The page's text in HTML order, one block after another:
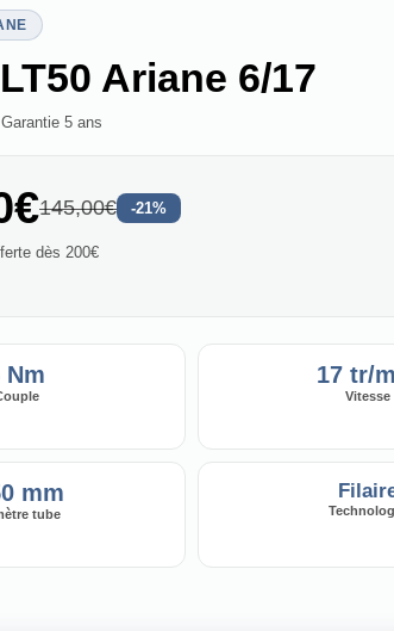
Ariane 6/17
5 ans
145,00€ -21%
dès 200€
Nm 17 tr/
Vitesse
mm
tube